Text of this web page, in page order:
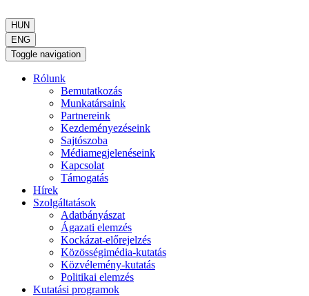
HUN
ENG
Toggle navigation
Rólunk
Bemutatkozás
Munkatársaink
Partnereink
Kezdeményezéseink
Sajtószoba
Médiamegjelenéseink
Kapcsolat
Támogatás
Hírek
Szolgáltatások
Adatbányászat
Ágazati elemzés
Kockázat-előrejelzés
Közösségimédia-kutatás
Közvélemény-kutatás
Politikai elemzés
Kutatási programok